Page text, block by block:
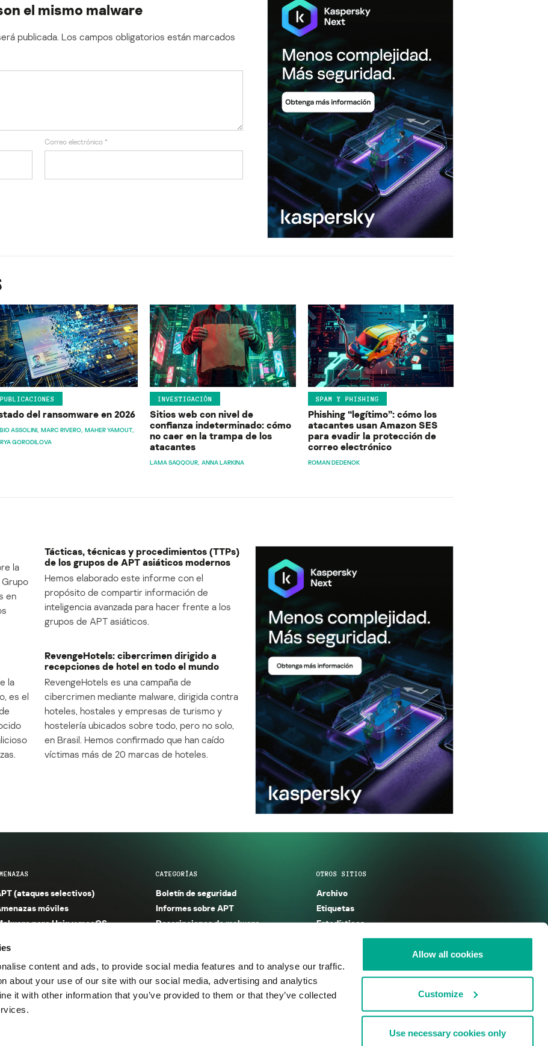
content and ads, to provide social media features and to analyse our traffic.
about your use of our site with our social media, advertising and analytics
it with other information that you’ve provided to them or that they’ve collected
Allow all cookies
Customize
Use necessary cookies only
el mismo malware
publicada. Los campos obligatorios están marcados
Correo electrónico *
PUBLICACIONES
del ransomware en 2026
ASSOLINI MARC RIVERO MAHER YAMOUT
GORODILOVA
INVESTIGACIÓN
Sitios web con nivel de
confianza indeterminado: cómo
no caer en la trampa de los
atacantes
LAMA SAQQOUR ANNA LARKINA
SPAM Y PHISHING
Phishing “legítimo”: cómo los
atacantes usan Amazon SES
para evadir la protección de
correo electrónico
ROMAN DEDENOK
la
Grupo
en
Tácticas, técnicas y procedimientos (TTPs)
de los grupos de APT asiáticos modernos
Hemos elaborado este informe con el
propósito de compartir información de
inteligencia avanzada para hacer frente a los
grupos de APT asiáticos.
la
es el
RevengeHotels: cibercrimen dirigido a
recepciones de hotel en todo el mundo
RevengeHotels es una campaña de
cibercrimen mediante malware, dirigida contra
hoteles, hostales y empresas de turismo y
hostelería ubicados sobre todo, pero no solo,
en Brasil. Hemos confirmado que han caído
víctimas más de 20 marcas de hoteles.
(ataques selectivos)
móviles
para Unix y macOS
seguro (IoT)
financieras
industriales
y phishing
CATEGORÍAS
Boletín de seguridad
Informes sobre APT
Descripciones de malware
Informes sobre spam y phishing
Publicaciones
Incidentes
OTROS SITIOS
Archivo
Etiquetas
Estadísticas
Enciclopedia
KSB 2025
Acuerdo de licencia Cookies